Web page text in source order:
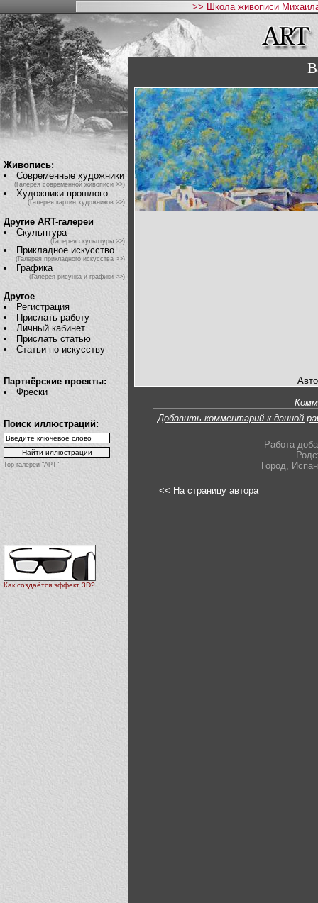
>> Школа живописи
Живопись:
Современные художники
(Галерея современной живописи >>)
Художники прошлого
(Галерея картин художников >>)
Другие ART-галереи
Скульптура
(Галерея скульптуры >>)
Прикладное искусство
(Галерея прикладного искусства >>)
Графика
(Галерея рисунка и графики >>)
Другое
Регистрация
Прислать работу
Личный кабинет
Прислать статью
Статьи по искусству
Партнёрские проекты:
Фрески
Поиск иллюстраций:
Top галереи "АРТ"
Как создаётся эффект 3D?
Добавить комментарий к данной
Работа
Город,
<< На страницу автора